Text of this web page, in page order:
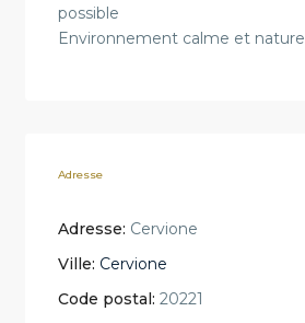
possible
Environnement calme et naturel
Adresse
Adresse: Cervione
Ville: Cervione
Code postal: 20221